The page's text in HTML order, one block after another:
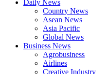
Daily News
Country News
Asean News
Asia Pacific
Global News
Business News
Agrobusiness
Airlines
Creative Industry